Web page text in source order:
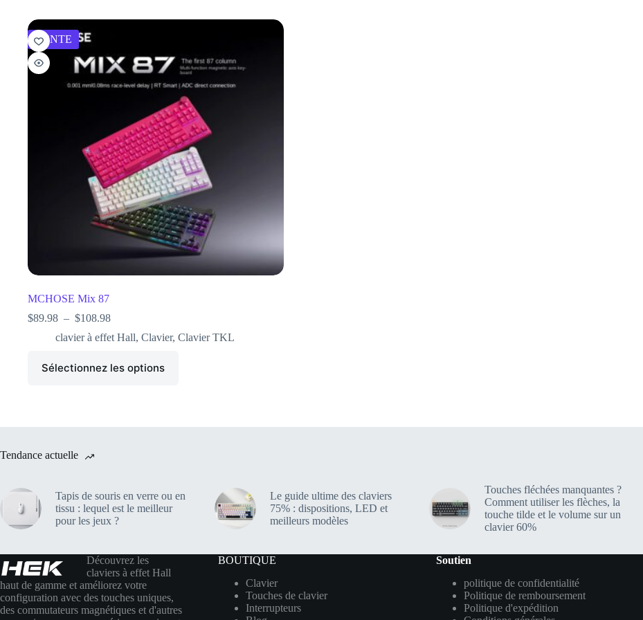
VENTE
MCHOSE Mix 87
$89.98 – $108.98
clavier à effet Hall, Clavier, Clavier TKL
Sélectionnez les options
Tendance actuelle
Tapis de souris en verre ou en
tissu : lequel est le meilleur
pour les jeux ?
Le guide ultime des claviers
75% : dispositions, LED et
meilleurs modèles
Touches fléchées manquantes ?
Comment utiliser les flèches, la
touche tilde et le volume sur un
clavier 60%
Découvrez les
claviers à effet Hall
haut de gamme et améliorez votre
configuration avec des touches uniques,
des commutateurs magnétiques et d'autres
BOUTIQUE
Clavier
Touches de clavier
Interrupteurs
Soutien
politique de confidentialité
Politique de remboursement
Politique d'expédition